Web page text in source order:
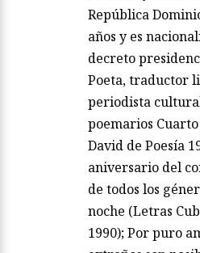
República
años y es
decreto
Poeta, traductor
periodista
poemarios
David de Poesía
aniversario del
de todos los
noche (Letras
1990); Por puro